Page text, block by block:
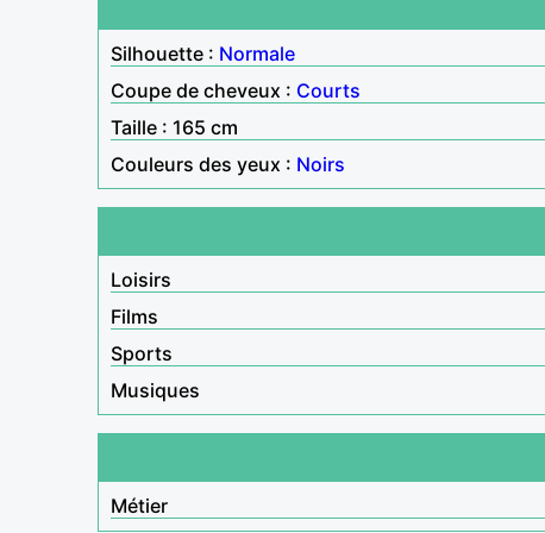
Silhouette : Normale
Coupe de cheveux : Courts
Taille : 165 cm
Couleurs des yeux : Noirs
Loisirs
Films
Sports
Musiques
Métier